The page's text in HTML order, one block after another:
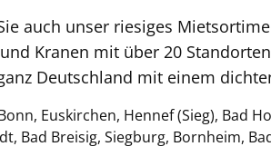
auch unser riesiges
Kranen mit über 20
Deutschland mit einem
Euskirchen, Hennef (Sieg), Bad
Bad Breisig, Siegburg, Bornheim,